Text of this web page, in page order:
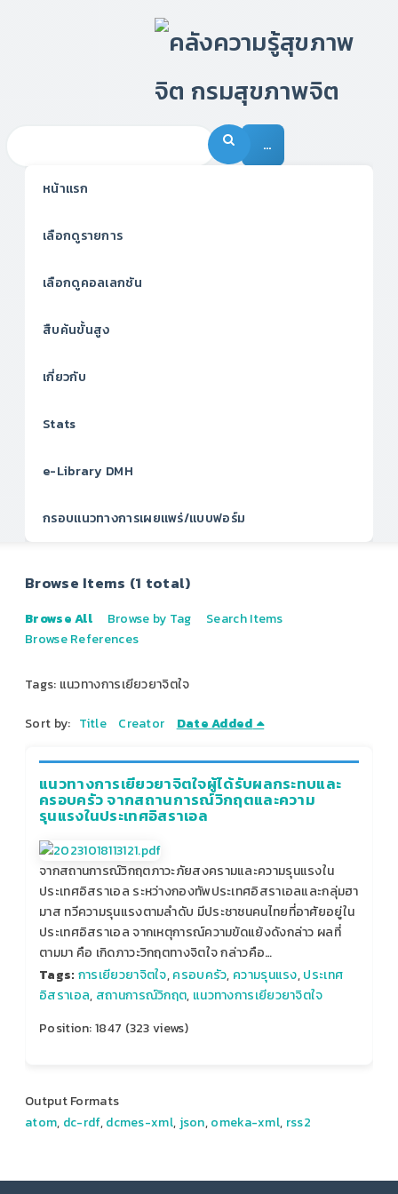
…
หน้าแรก
เลือกดูรายการ
เลือกดูคอลเลกชัน
สืบค้นขั้นสูง
เกี่ยวกับ
Stats
e-Library DMH
กรอบแนวทางการเผยแพร่/แบบฟอร์ม
Browse Items (1 total)
Browse All Browse by Tag
Search Items
Browse References
Tags: แนวทางการเยียวยาจิตใจ
Sort by: Title Creator Date Added
แนวทางการเยียวยาจิตใจผู้ได้รับผลกระทบและ
ครอบครัว จากสถานการณ์วิกฤตและความ
รุนแรงในประเทศอิสราเอล
จากสถานการณ์วิกฤตภาวะภัยสงครามและความรุนแรงใน
ประเทศอิสราเอล ระหว่างกองทัพประเทศอิสราเอลและกลุ่มฮา
มาส ทวีความรุนแรงตามลำดับ มีประชาชนคนไทยที่อาศัยอยู่ใน
ประเทศอิสราเอล จากเหตุการณ์ความขัดแย้งดังกล่าว ผลที่
ตามมา คือ เกิดภาวะวิกฤตทางจิตใจ กล่าวคือ…
Tags: การเยียวยาจิตใจ,ครอบครัว, ความรุนแรง,ประเทศ
อิสราเอล, สถานการณ์วิกฤต, แนวทางการเยียวยาจิตใจ
Position:1847 (323views)
Output Formats
atom, dc-rdf,dcmes-xml, json,omeka-xml, rss2